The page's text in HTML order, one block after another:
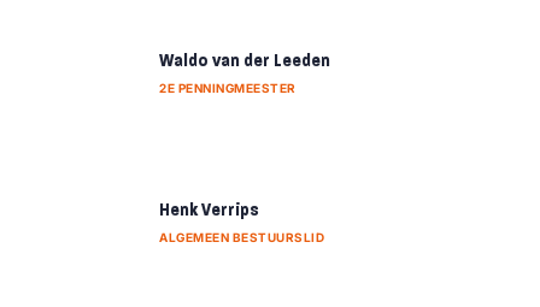
Waldo van der Leeden
2E PENNINGMEESTER
Henk Verrips
ALGEMEEN BESTUURSLID